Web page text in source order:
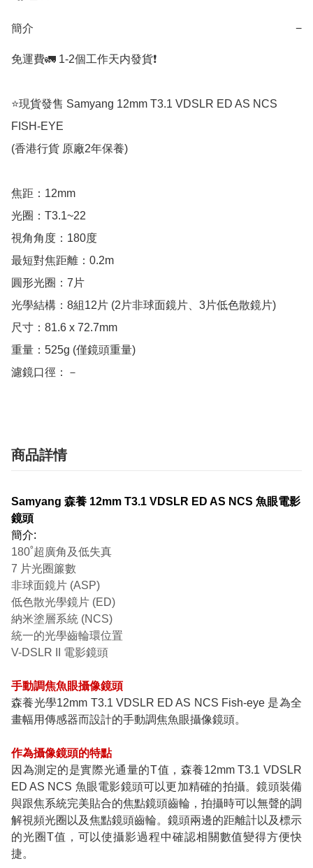
簡介 −
免運費🚛 1-2個工作天内發貨❗️
⭐️現貨發售 Samyang 12mm T3.1 VDSLR ED AS NCS
FISH-EYE
(香港行貨 原廠2年保養)
焦距：12mm
光圈：T3.1~22
視角角度：180度
最短對焦距離：0.2m
圓形光圈：7片
光學結構：8組12片 (2片非球面鏡片、3片低色散鏡片)
尺寸：81.6 x 72.7mm
重量：525g (僅鏡頭重量)
濾鏡口徑：－
商品詳情
Samyang 森養 12mm T3.1 VDSLR ED AS NCS 魚眼電影
鏡頭
簡介:
180˚超廣角及低失真
7 片光圈簾數
非球面鏡片 (ASP)
低色散光學鏡片 (ED)
納米塗層系統 (NCS)
統一的光學齒輪環位置
V-DSLR II 電影鏡頭
手動調焦魚眼攝像鏡頭
森養光學12mm T3.1 VDSLR ED AS NCS Fish-eye 是為全
畫幅用傳感器而設計的手動調焦魚眼攝像鏡頭。
作為攝像鏡頭的特點
因為測定的是實際光通量的T值，森養12mm T3.1 VDSLR
ED AS NCS 魚眼電影鏡頭可以更加精確的拍攝。鏡頭裝備
與跟焦系統完美貼合的焦點鏡頭齒輪，拍攝時可以無聲的調
解視頻光圈以及焦點鏡頭齒輪。鏡頭兩邊的距離計以及標示
的光圈T值，可以使攝影過程中確認相關數值變得方便快
捷。